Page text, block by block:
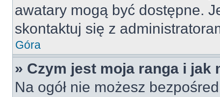
awatary mogą być dostępne.
skontaktuj się z
Góra
» Czym jest moja ranga i jak
Na ogół nie możesz